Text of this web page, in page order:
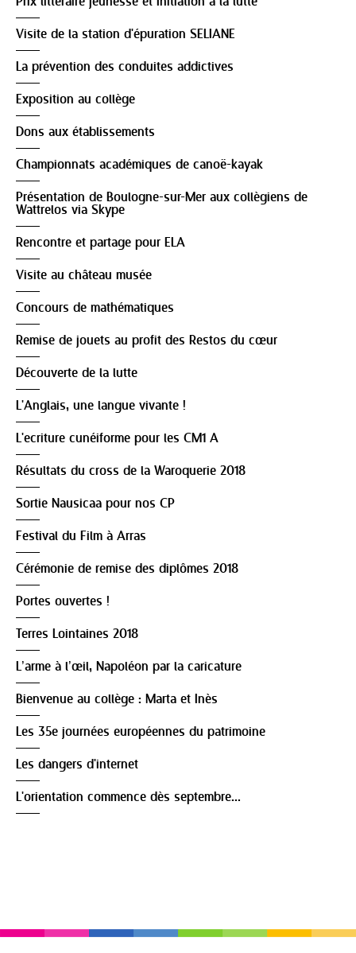
Visite de la station d'épuration SELIANE
La prévention des conduites addictives
Exposition au collège
Dons aux établissements
Championnats académiques de canoë-kayak
Présentation de Boulogne-sur-Mer aux collègiens de
Wattrelos via Skype
Rencontre et partage pour ELA
Visite au château musée
Concours de mathématiques
Remise de jouets au profit des Restos du cœur
Découverte de la lutte
L'Anglais, une langue vivante !
L'ecriture cunéiforme pour les CM1 A
Résultats du cross de la Waroquerie 2018
Sortie Nausicaa pour nos CP
Festival du Film à Arras
Cérémonie de remise des diplômes 2018
Portes ouvertes !
Terres Lointaines 2018
L’arme à l’œil, Napoléon par la caricature
Bienvenue au collège : Marta et Inès
Les 35e journées européennes du patrimoine
Les dangers d'internet
L'orientation commence dès septembre...